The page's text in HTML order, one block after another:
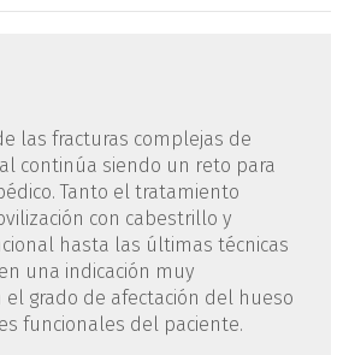
las fracturas complejas de
continúa siendo un reto para
Tanto el tratamiento
con cabestrillo y
hasta las últimas técnicas
una indicación muy
el grado de afectación del hueso
funcionales del paciente.